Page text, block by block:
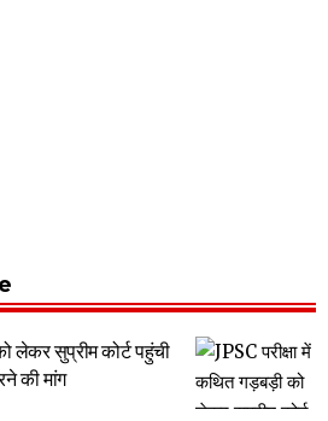
लेकर सुप्रीम कोर्ट पहुंची
की मांग